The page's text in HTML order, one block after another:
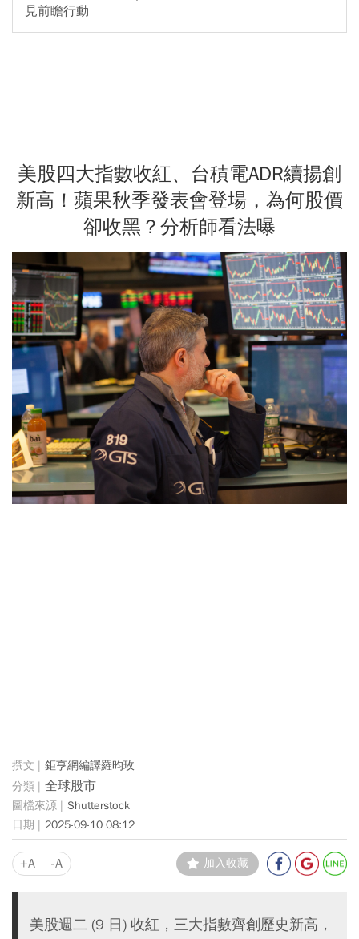
見前瞻行動
美股四大指數收紅、台積電ADR續揚創
新高！蘋果秋季發表會登場，為何股價
卻收黑？分析師看法曝
鉅亨網編譯羅昀玫
全球股市
Shutterstock
2025-09-10 08:12
+A -A 加入收藏
美股週二 (9 日) 收紅，三大指數齊創歷史新高，